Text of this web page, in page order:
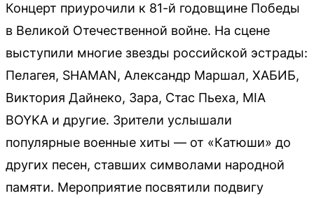
Концерт приурочили к 81-й годовщине Победы
в Великой Отечественной войне. На сцене
выступили многие звезды российской эстрады:
Пелагея, SHAMAN, Александр Маршал, ХАБИБ,
Виктория Дайнеко, Зара, Стас Пьеха, MIA
BOYKA и другие. Зрители услышали
популярные военные хиты — от «Катюши» до
других песен, ставших символами народной
памяти. Мероприятие посвятили подвигу